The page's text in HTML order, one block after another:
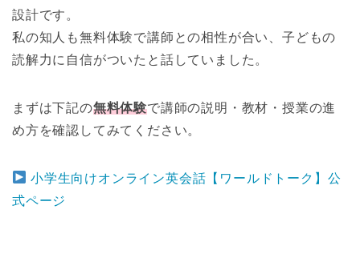
設計です。
私の知人も無料体験で講師との相性が合い、子どもの
読解力に自信がついたと話していました。
まずは下記の無料体験で講師の説明・教材・授業の進
め方を確認してみてください。
小学生向けオンライン英会話【ワールドトーク】公
式ページ